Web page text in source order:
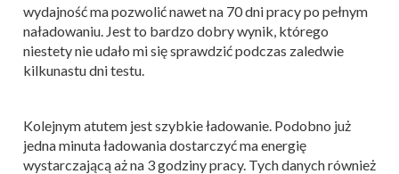
wydajność ma pozwolić nawet na 70 dni pracy po pełnym
naładowaniu. Jest to bardzo dobry wynik, którego
niestety nie udało mi się sprawdzić podczas zaledwie
kilkunastu dni testu.
Kolejnym atutem jest szybkie ładowanie. Podobno już
jedna minuta ładowania dostarczyć ma energię
wystarczającą aż na 3 godziny pracy. Tych danych również